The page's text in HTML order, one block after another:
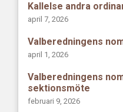
Kallelse andra
april 7, 2026
Valberedningens
april 1, 2026
Valberedningens
sektionsmöte
februari 9, 2026